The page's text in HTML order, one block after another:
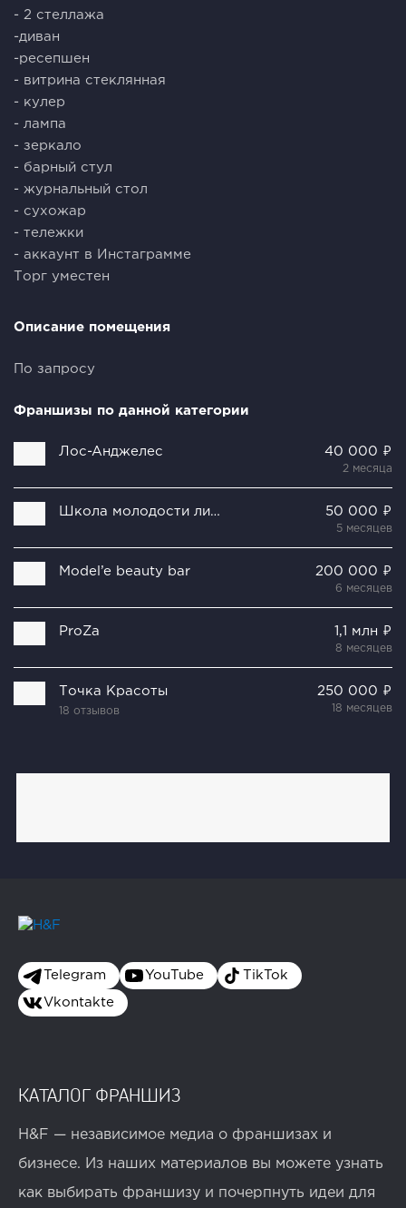
- 2 стеллажа
-диван
-ресепшен
- витрина стеклянная
- кулер
- лампа
- зеркало
- барный стул
- журнальный стол
- сухожар
- тележки
- аккаунт в Инстаграмме
Торг уместен
Описание помещения
По запросу
Франшизы по данной категории
Лoc-Aнджeлec 40 000 ₽
2 месяца
Школа молодости лица Ольги Малаховой 50 000 ₽
5 месяцев
Model’e beauty bar 200 000 ₽
6 месяцев
ProZa 1,1 млн ₽
8 месяцев
Точка Красоты
18 отзывов
250 000 ₽
18 месяцев
Telegram YouTube TikTok
Vkontakte
КАТАЛОГ ФРАНШИЗ
H&F — независимое медиа о франшизах и
бизнесе. Из наших материалов вы можете узнать
как выбирать франшизу и почерпнуть идеи для